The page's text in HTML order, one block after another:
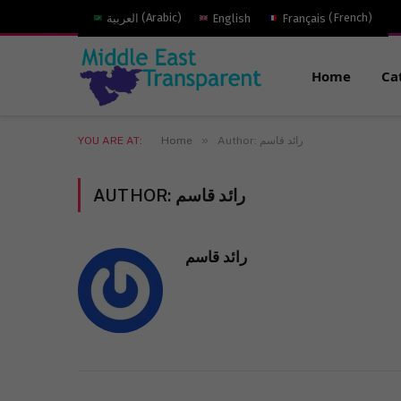
العربية (Arabic) English Français (French)
Home
YOU ARE AT: Home » Author: رائد قاسم
AUTHOR: رائد قاسم
رائد قاسم